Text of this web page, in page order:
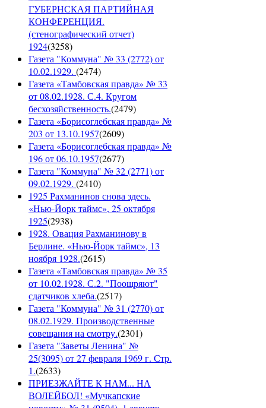
ГУБЕРНСКАЯ ПАРТИЙНАЯ
КОНФЕРЕНЦИЯ.
(стенографический отчет)
1924(3258)
Газета "Коммуна" № 33 (2772) от
10.02.1929. (2474)
Газета «Тамбовская правда» № 33
от 08.02.1928. С.4. Кругом
бесхозяйственность.(2479)
Газета «Борисоглебская правда» №
203 от 13.10.1957(2609)
Газета «Борисоглебская правда» №
196 от 06.10.1957(2677)
Газета "Коммуна" № 32 (2771) от
09.02.1929. (2410)
1925 Рахманинов снова здесь.
«Нью-Йорк таймс», 25 октября
1925(2938)
1928. Овация Рахманинову в
Берлине. «Нью-Йорк таймс», 13
ноября 1928.(2615)
Газета «Тамбовская правда» № 35
от 10.02.1928. С.2. "Поощряют"
сдатчиков хлеба.(2517)
Газета "Коммуна" № 31 (2770) от
08.02.1929. Производственные
совещания на смотру.(2301)
Газета "Заветы Ленина" №
25(3095) от 27 февраля 1969 г. Стр.
1.(2633)
ПРИЕЗЖАЙТЕ К НАМ... НА
ВОЛЕЙБОЛ! «Мучкапские